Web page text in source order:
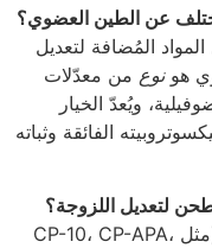
المُضافة لتعديل
هونوع من معدّلات
ويُعدّ الخيار
الفائقة وثباته
نعم، لكن فقط للدرجات سهلة التشتّت (مثل CP-10، CP-APA،